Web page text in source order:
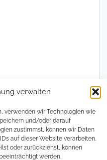
verwalten
verwenden wir Technologien wie
und/oder darauf
zustimmst, können wir Daten
auf dieser Website verarbeiten.
oder zurückziehst, können
werden.
Digital Nomad